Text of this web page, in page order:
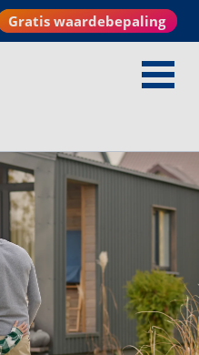
Gratis waardebepaling